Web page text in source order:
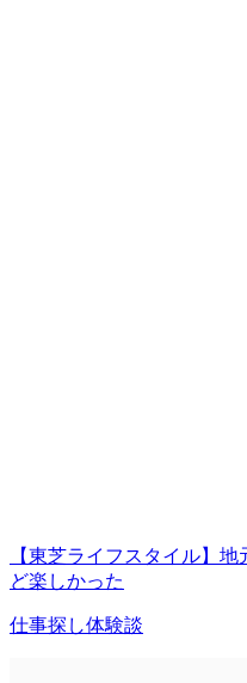
【東芝ライフスタイル】
ど楽しかった
仕事探し体験談